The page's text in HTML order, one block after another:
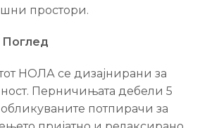
простори.
Поглед
НОЛА се дизајнирани за
Перничињата дебели 5
потпирачи за